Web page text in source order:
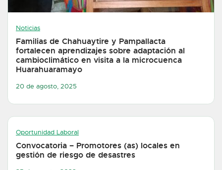
Noticias
Familias de Chahuaytire y Pampallacta
fortalecen aprendizajes sobre adaptación al
cambioclimático en visita a la microcuenca
Huarahuaramayo
20 de agosto, 2025
Oportunidad Laboral
Convocatoria – Promotores (as) locales en
gestión de riesgo de desastres